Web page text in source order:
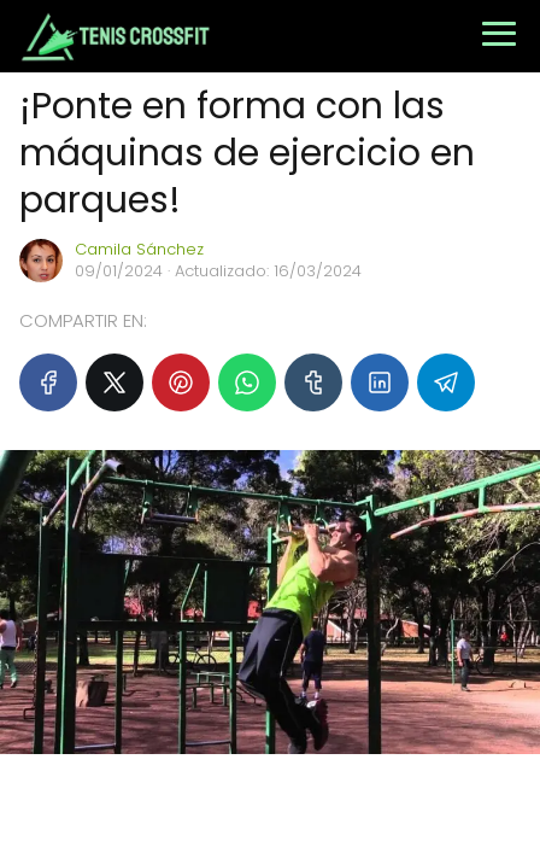
¡Ponte en forma con las
máquinas de ejercicio en
parques!
Camila Sánchez
09/01/2024 · Actualizado: 16/03/2024
COMPARTIR EN: